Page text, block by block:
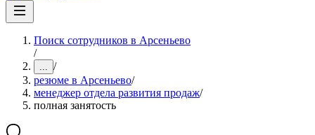
Поиск сотрудников в Арсеньево
/
... /
резюме в Арсеньево/
менеджер отдела развития продаж/
полная занятость